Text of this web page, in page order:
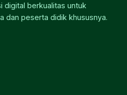
digital berkualitas untuk
dan peserta didik khususnya.